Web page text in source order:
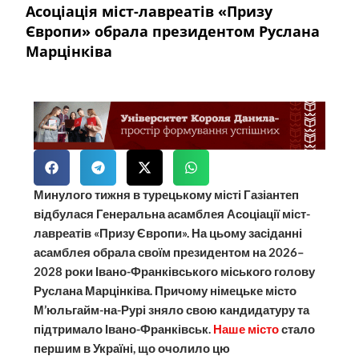
Асоціація міст-лавреатів «Призу
Європи» обрала президентом Руслана
Марцінківа
Минулого тижня в турецькому місті Газіантеп
відбулася Генеральна асамблея Асоціації міст-
лавреатів «Призу Європи». На цьому засіданні
асамблея обрала своїм президентом на 2026–
2028 роки Івано-Франківського міського голову
Руслана Марцінківа. Причому німецьке місто
М’юльгайм-на-Рурі зняло свою кандидатуру та
підтримало Івано-Франківськ. Наше містостало
першим в Україні, що очолило цю